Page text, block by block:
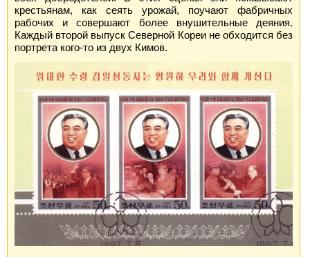
крестьянам, как сеять урожай, поучают фабричных
рабочих и совершают более внушительные деяния.
Каждый второй выпуск Северной Кореи не обходится без
портрета кого-то из двух Кимов.